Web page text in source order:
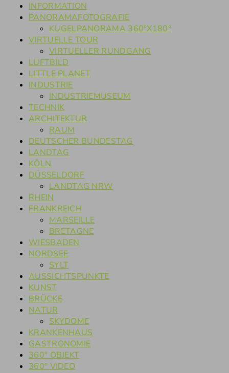
INFORMATION
PANORAMAFOTOGRAFIE
KUGELPANORAMA 360°X180°
VIRTUELLE TOUR
VIRTUELLER RUNDGANG
LUFTBILD
LITTLE PLANET
INDUSTRIE
INDUSTRIEMUSEUM
TECHNIK
ARCHITEKTUR
RAUM
DEUTSCHER BUNDESTAG
LANDTAG
KÖLN
DÜSSELDORF
LANDTAG NRW
RHEIN
FRANKREICH
MARSEILLE
BRETAGNE
WIESBADEN
NORDSEE
SYLT
AUSSICHTSPUNKTE
KUNST
BRÜCKE
NATUR
SKYDOME
KRANKENHAUS
GASTRONOMIE
360° OBJEKT
360° VIDEO